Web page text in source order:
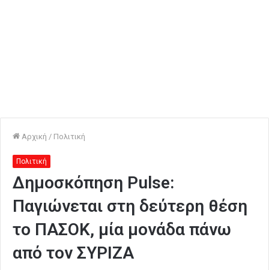
Αρχική / Πολιτική
Πολιτική
Δημοσκόπηση Pulse:
Παγιώνεται στη δεύτερη θέση
το ΠΑΣΟΚ, μία μονάδα πάνω
από τον ΣΥΡΙΖΑ